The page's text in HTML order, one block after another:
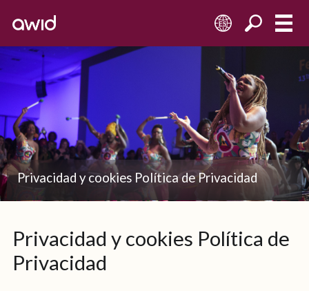
ES
Privacidad y cookies Política de Privacidad
Privacidad y cookies Política de
Privacidad